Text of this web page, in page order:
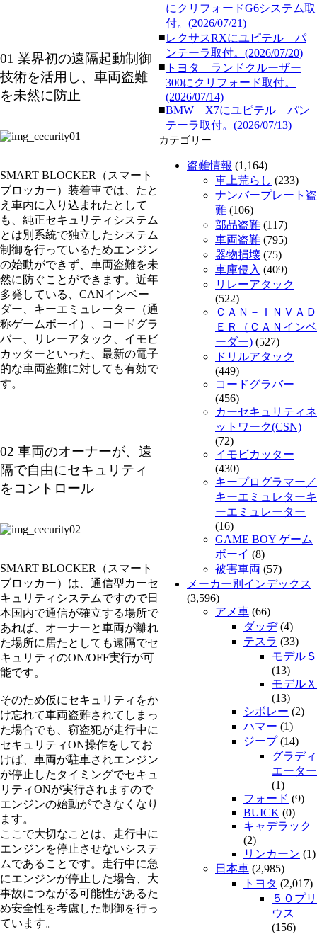
01 業界初の遠隔起動制御
技術を活用し、車両盗難
を未然に防止
SMART BLOCKER（スマート
ブロッカー）装着車では、たと
え車内に入り込まれたとして
も、純正セキュリティシステム
とは別系統で独立したシステム
制御を行っているためエンジン
の始動ができず、車両盗難を未
然に防ぐことができます。近年
多発している、CANインベー
ダー、キーエミュレーター（通
称ゲームボーイ）、コードグラ
バー、リレーアタック、イモビ
カッターといった、最新の電子
的な車両盗難に対しても有効で
す。
02 車両のオーナーが、遠
隔で自由にセキュリティ
をコントロール
SMART BLOCKER（スマート
ブロッカー）は、通信型カーセ
キュリティシステムですので日
本国内で通信が確立する場所で
あれば、オーナーと車両が離れ
た場所に居たとしても遠隔でセ
キュリティのON/OFF実行が可
能です。
そのため仮にセキュリティをか
け忘れて車両盗難されてしまっ
た場合でも、窃盗犯が走行中に
セキュリティON操作をしてお
けば、車両が駐車されエンジン
が停止したタイミングでセキュ
リティONが実行されますので
エンジンの始動ができなくなり
ます。
ここで大切なことは、走行中に
エンジンを停止させないシステ
ムであることです。走行中に急
にエンジンが停止した場合、大
事故につながる可能性があるた
め安全性を考慮した制御を行っ
ています。
にクリフォードG6システム取
付。(2026/07/21)
■レクサスRXにユピテル パ
ンテーラ取付。(2026/07/20)
■ トヨタ ランドクルーザー
300にクリフォード取付。
(2026/07/14)
■BMW X7にユピテル パン
テーラ取付。(2026/07/13)
カテゴリー
盗難情報 (1,164)
車上荒らし (233)
ナンバープレート盗
難 (106)
部品盗難 (117)
車両盗難 (795)
器物損壊 (75)
車庫侵入 (409)
リレーアタック
(522)
ＣＡＮ－ＩＮＶＡＤ
ＥＲ（ＣＡＮインベ
ーダー) (527)
ドリルアタック
(449)
コードグラバー
(456)
カーセキュリティネ
ットワーク(CSN)
(72)
イモビカッター
(430)
キープログラマー／
キーエミュレターキ
ーエミュレーター
(16)
GAME BOY ゲーム
ボーイ (8)
被害車両 (57)
メーカー別インデックス
(3,596)
アメ車 (66)
ダッヂ(4)
テスラ (33)
モデルＳ
(13)
モデルＸ
(13)
シボレー (2)
ハマー (1)
ジープ(14)
グラディ
エーター
(1)
フォード (9)
BUICK (0)
キャデラック
(2)
リンカーン (1)
日本車 (2,985)
トヨタ (2,017)
５０プリ
ウス
(156)